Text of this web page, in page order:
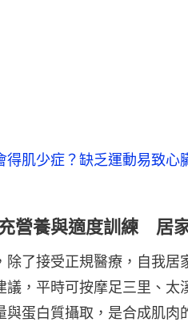
得肌少症？缺乏運動易致心
營養與適度訓練 居
除了接受正規醫療，自我居
議，平時可按摩足三里、太
與蛋白質攝取，是合成肌肉